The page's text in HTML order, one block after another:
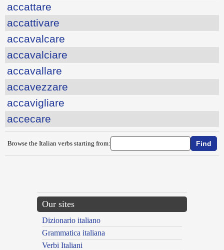
accattare
accattivare
accavalcare
accavalciare
accavallare
accavezzare
accavigliare
accecare
Browse the Italian verbs starting from:
Our sites
Dizionario italiano
Grammatica italiana
Verbi Italiani